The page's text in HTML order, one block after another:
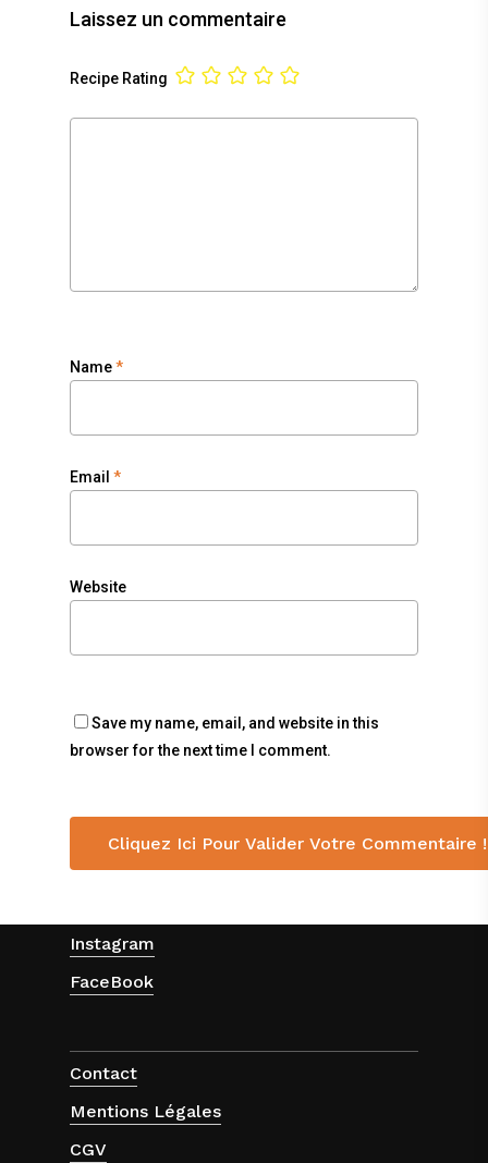
Laissez un commentaire
Recipe Rating
Name*
Email *
Website
Save my name, email, and website in this
browser for the next time I comment.
Instagram
FaceBook
Contact
Mentions Légales
CGV